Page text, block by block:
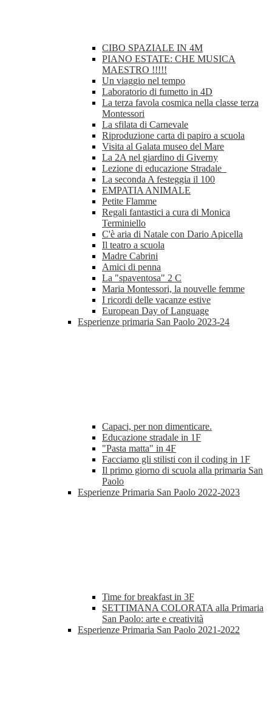
CIBO SPAZIALE IN 4M
PIANO ESTATE: CHE MUSICA
MAESTRO !!!!!
Un viaggio nel tempo
Laboratorio di fumetto in 4D
La terza favola cosmica nella classe terza
Montessori
La sfilata di Carnevale
Riproduzione carta di papiro a scuola
Visita al Galata museo del Mare
La 2A nel giardino di Giverny
Lezione di educazione Stradale
La seconda A festeggia il 100
EMPATIA ANIMALE
Petite Flamme
Regali fantastici a cura di Monica
Terminiello
C'è aria di Natale con Dario Apicella
Il teatro a scuola
Madre Cabrini
Amici di penna
La "spaventosa" 2 C
Maria Montessori, la nouvelle femme
I ricordi delle vacanze estive
European Day of Language
Esperienze primaria San Paolo 2023-24
Capaci, per non dimenticare.
Educazione stradale in 1F
"Pasta matta" in 4F
Facciamo gli stilisti con il coding in 1F
Il primo giorno di scuola alla primaria San
Paolo
Esperienze Primaria San Paolo 2022-2023
Time for breakfast in 3F
SETTIMANA COLORATA alla Primaria
San Paolo: arte e creatività
Esperienze Primaria San Paolo 2021-2022